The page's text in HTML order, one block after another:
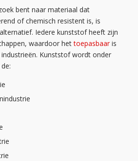
bent naar materiaal dat
of chemisch resistent is, is
Iedere kunststof heeft zijn
waardoor hettoepasbaaris
Kunststof wordt onder